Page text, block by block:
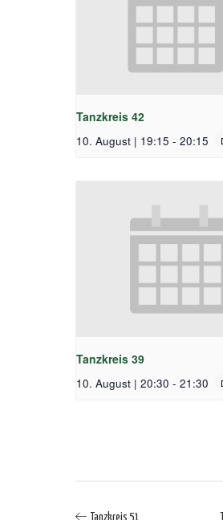
Tanzkreis 42
10. August | 19:15 - 20:15
Tanzkreis 39
10. August | 20:30 - 21:30
Tanzkreis 51